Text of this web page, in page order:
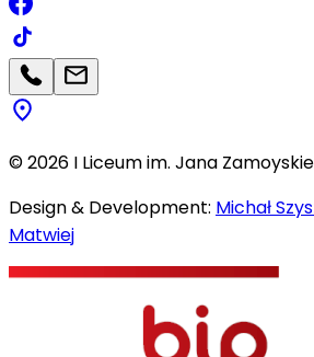
©2026 I Liceum im. Jana
Design & Development: Michał
Matwiej